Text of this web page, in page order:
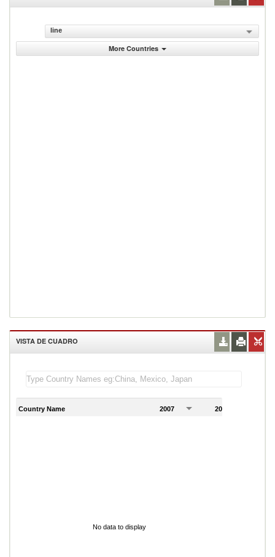
line
More Countries
VISTA DE CUADRO
Country Name 2007 2008
No data to display